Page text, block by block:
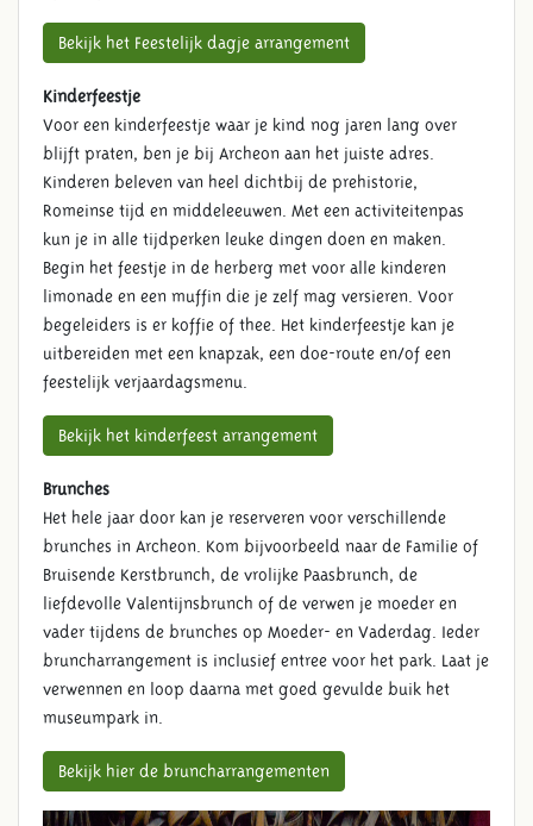
SFEERVOL DAGJE UIT
Bekijk het Feestelijk dagje arrangement
Kinderfeestje
Voor een kinderfeestje waar je kind nog jaren lang over
blijft praten, ben je bij Archeon aan het juiste adres.
Kinderen beleven van heel dichtbij de prehistorie,
Romeinse tijd en middeleeuwen. Met een activiteitenpas
kun je in alle tijdperken leuke dingen doen en maken.
Begin het feestje in de herberg met voor alle kinderen
limonade en een muffin die je zelf mag versieren. Voor
begeleiders is er koffie of thee. Het kinderfeestje kan je
uitbereiden met een knapzak, een doe-route en/of een
feestelijk verjaardagsmenu.
Bekijk het kinderfeest arrangement
Brunches
Het hele jaar door kan je reserveren voor verschillende
brunches in Archeon. Kom bijvoorbeeld naar de Familie of
Bruisende Kerstbrunch, de vrolijke Paasbrunch, de
liefdevolle Valentijnsbrunch of de verwen je moeder en
vader tijdens de brunches op Moeder- en Vaderdag. Ieder
bruncharrangement is inclusief entree voor het park. Laat je
verwennen en loop daarna met goed gevulde buik het
museumpark in.
Bekijk hier de bruncharrangementen